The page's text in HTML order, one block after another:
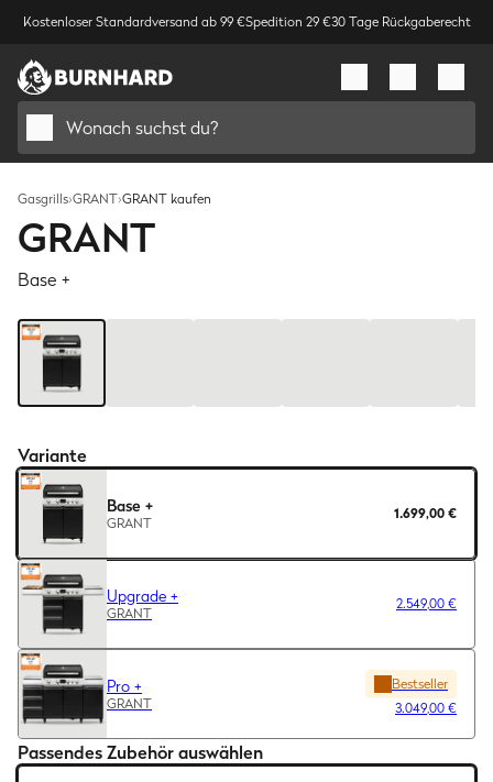
Kostenloser Standardversand ab 99 €Spedition 29 €30 Tage Rückgaberecht
Wonach suchst du?
Gasgrills›GRANT›GRANT kaufen
GRANT
Base +
Bild1/10
Variante
Base +
GRANT
1.699,00 €
Upgrade +
GRANT
2.549,00 €
Pro +
GRANT
Bestseller
3.049,00 €
Passendes Zubehör auswählen